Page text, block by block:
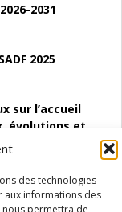
des technologies
aux informations des
nous permettra de
2031
2025
sur l’accueil
évolutions et